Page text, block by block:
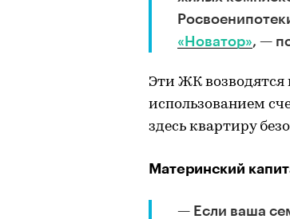
«Новатор», —
Эти ЖК возводятся
использованием
здесь квартиру
Материнский
— Если ваша